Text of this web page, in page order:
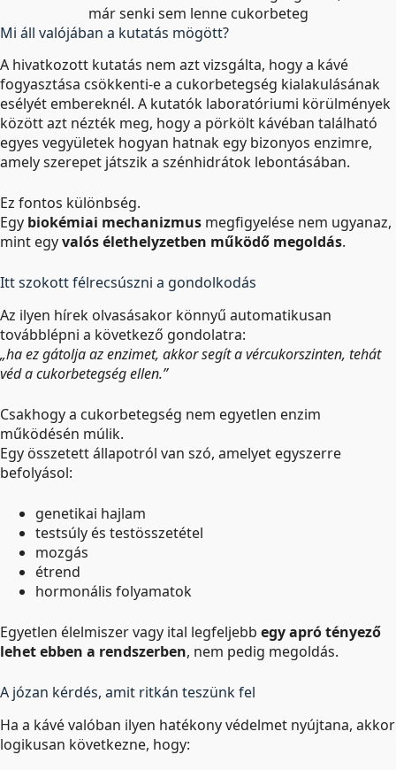
már senki sem lenne cukorbeteg
Mi áll valójában a kutatás mögött?
A hivatkozott kutatás nem azt vizsgálta, hogy a kávé
fogyasztása csökkenti-e a cukorbetegség kialakulásának
esélyét embereknél. A kutatók laboratóriumi körülmények
között azt nézték meg, hogy a pörkölt kávéban található
egyes vegyületek hogyan hatnak egy bizonyos enzimre,
amely szerepet játszik a szénhidrátok lebontásában.
Ez fontos különbség.
Egy biokémiai mechanizmus megfigyelése nem ugyanaz,
mint egyvalós élethelyzetben működő megoldás.
Itt szokott félrecsúszni a gondolkodás
Az ilyen hírek olvasásakor könnyű automatikusan
továbblépni a következő gondolatra:
„ha ez gátolja az enzimet, akkor segít a vércukorszinten, tehát
véd a cukorbetegség ellen.”
Csakhogy a cukorbetegség nem egyetlen enzim
működésén múlik.
Egy összetett állapotról van szó, amelyet egyszerre
befolyásol:
genetikai hajlam
testsúly és testösszetétel
mozgás
étrend
hormonális folyamatok
Egyetlen élelmiszer vagy ital legfeljebb egy apró tényező
lehet ebben a rendszerben, nem pedig megoldás.
A józan kérdés, amit ritkán teszünk fel
Ha a kávé valóban ilyen hatékony védelmet nyújtana, akkor
logikusan következne, hogy: